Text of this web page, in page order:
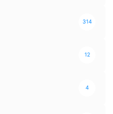
314
12
4